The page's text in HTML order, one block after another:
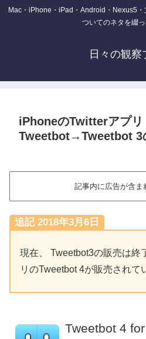
Mac・iPhone・iPad・Android・Nexus5
ついてのネタを綴っ
日々の観察
iPhoneのTwitterアプリ
Tweetbot→Tweetbot 3
記事内に広告が含ま
追記 2018年3月6日
現在、 Tweetbot3の販売は終
リのTweetbot 4が販売されて
Tweetbot 4